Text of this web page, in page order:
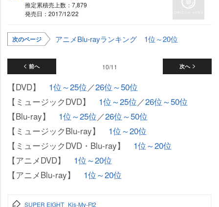
推定累積売上数：7,879
発売日：2017/12/22
次のページ アニメBlu-rayランキング 1位～20位
前へ 次へ
10/11
【DVD】 1位～25位／26位～50位
【ミュージックDVD】 1位～25位／26位～50位
【Blu-ray】 1位～25位／26位～50位
【ミュージックBlu-ray】 1位～20位
【ミュージックDVD・Blu-ray】 1位～20位
【アニメDVD】 1位～20位
【アニメBlu-ray】 1位～20位
SUPER EIGHT Kis-My-Ft2